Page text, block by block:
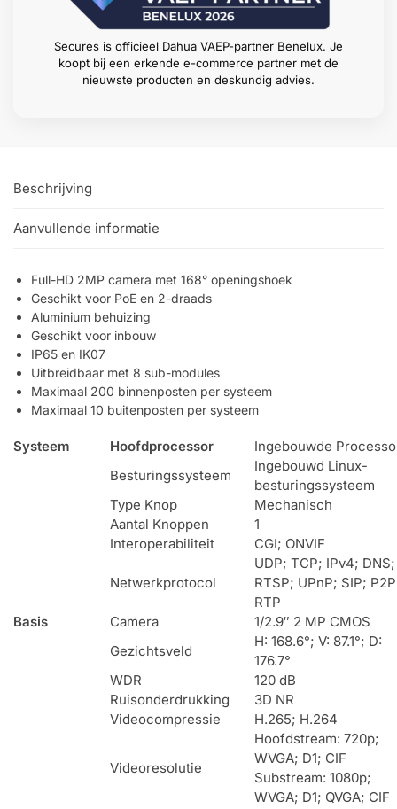
Secures is officieel Dahua VAEP-partner Benelux. Je
koopt bij een erkende e-commerce partner met de
nieuwste producten en deskundig advies.
Beschrijving
Aanvullende informatie
Full-HD 2MP camera met 168° openingshoek
Geschikt voor PoE en 2-draads
Aluminium behuizing
Geschikt voor inbouw
IP65 en IK07
Uitbreidbaar met 8 sub-modules
Maximaal 200 binnenposten per systeem
Maximaal 10 buitenposten per systeem
Systeem Hoofdprocessor
Ingebouwde
Besturingssysteem
Ingebouwd Linux-
besturingssysteem
Type Knop
Mechanisch
Aantal Knoppen
1
Interoperabiliteit
CGI; ONVIF
Netwerkprotocol
UDP; TCP; IPv4; DNS;
RTSP; UPnP; SIP;
RTP
Basis
Camera
1/2.9″ 2 MP CMOS
Gezichtsveld
H: 168.6°; V: 87.1°; D:
176.7°
WDR
120 dB
Ruisonderdrukking
3D NR
Videocompressie
H.265; H.264
Videoresolutie
Hoofdstream: 720p;
WVGA; D1; CIF
Substream: 1080p;
WVGA; D1; QVGA; CIF